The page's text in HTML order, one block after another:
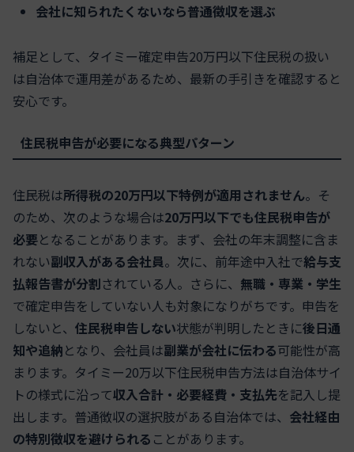
会社に知られたくないなら普通徴収を選ぶ
補足として、タイミー確定申告20万円以下住民税の扱い
は自治体で運用差があるため、最新の手引きを確認すると
安心です。
住民税申告が必要になる典型パターン
住民税は所得税の20万円以下特例が適用されません。そ
のため、次のような場合は20万円以下でも住民税申告が
必要となることがあります。まず、会社の年末調整に含ま
れない副収入がある会社員。次に、前年途中入社で給与支
払報告書が分割されている人。さらに、 無職・専業・学生
で確定申告をしていない人も対象になりがちです。申告を
しないと、 住民税申告しない状態が判明したときに後日通
知や追納となり、会社員は副業が会社に伝わる可能性が高
まります。タイミー20万以下住民税申告方法は自治体サイ
トの様式に沿って収入合計・必要経費・支払先を記入し提
出します。普通徴収の選択肢がある自治体では、 会社経由
の特別徴収を避けられる ことがあります。